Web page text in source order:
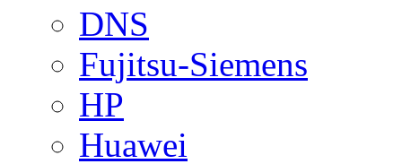
DNS
Fujitsu-Siemens
HP
Huawei